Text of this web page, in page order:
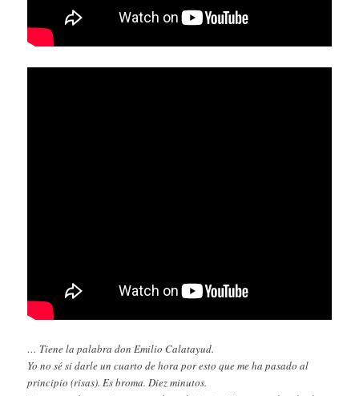
… Tiene la palabra don Emilio Calatayud.
Yo no sé si darle un cuarto de hora por esto que me ha pasado al
principio (risas). Es broma. Diez minutos.